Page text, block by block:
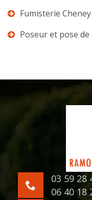
Fumisterie Cheney
Poseur et pose
03 59 28
06 40 18